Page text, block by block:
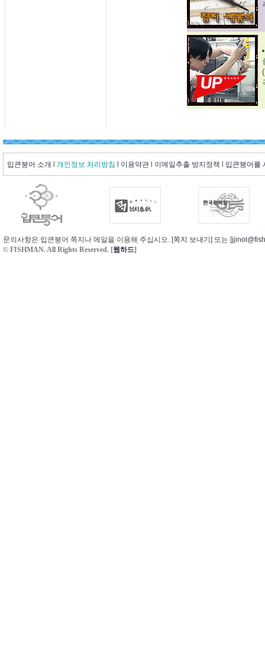
입큰붕어 소개 개인정보 처리방침 이용약관 이메일추출 방지정책 입큰붕어를
문의사항은 입큰붕어 쪽지나 메일을 이용해 주십시오. [쪽지 보내기 ] 또는 [
© FISHMAN. All Rights Reserved. [웹하드]